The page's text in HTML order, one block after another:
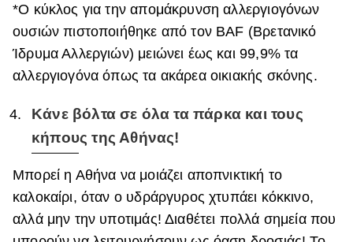
*Ο κύκλος για την απομάκρυνση αλλεργιογόνων
ουσιών πιστοποιήθηκε από τον BAF (Βρετανικό
Ίδρυμα Αλλεργιών) μειώνει έως και 99,9% τα
αλλεργιογόνα όπως τα ακάρεα οικιακής σκόνης.
Κάνε βόλτα σε όλα τα πάρκα και τους
κήπους της Αθήνας!
Μπορεί η Αθήνα να μοιάζει αποπνικτική το
καλοκαίρι, όταν ο υδράργυρος χτυπάει κόκκινο,
αλλά μην την υποτιμάς! Διαθέτει πολλά σημεία που